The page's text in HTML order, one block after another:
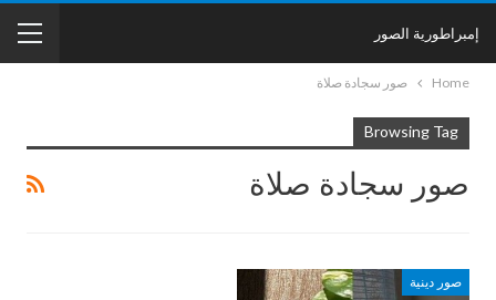
إمبراطورية الصور
Home صور سجادة صلاة
Browsing Tag
صور سجادة صلاة
صور دينية